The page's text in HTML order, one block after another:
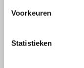
Voorkeuren
Statistieken
leden op om op